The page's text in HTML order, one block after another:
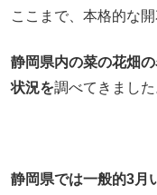
ここまで、本格的な開
静岡県内の菜の花畑
状況を調べてきました
静岡県では一般的3月